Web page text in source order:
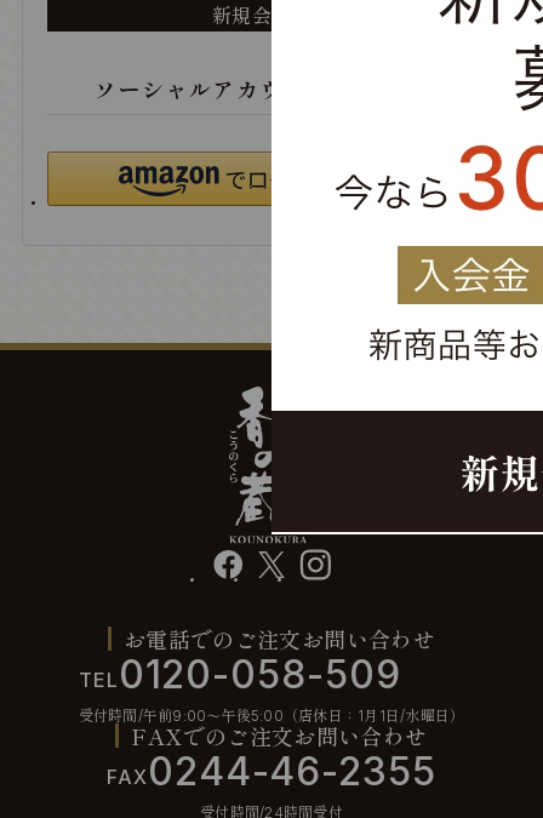
新規会員登録
ソーシャルアカウントでログイン
facebook instagram
お電話でのご注文お問い合わせ
TEL 0120-058-509
受付時間/午前9:00〜午後5:00（店休日：1月1日/水曜日）
FAXでのご注文お問い合わせ
FAX0244-46-2355
受付時間/24時間受付